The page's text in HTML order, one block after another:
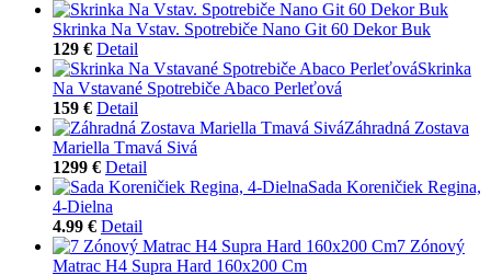
Skrinka Na Vstav. Spotrebiče Nano Git 60 Dekor Buk
129 € Detail
Skrinka
Na Vstavané Spotrebiče Abaco Perleťová
159 € Detail
Záhradná Zostava
Mariella Tmavá Sivá
1299 € Detail
Sada Koreničiek Regina,
4-Dielna
4.99 € Detail
7 Zónový
Matrac H4 Supra Hard 160x200 Cm